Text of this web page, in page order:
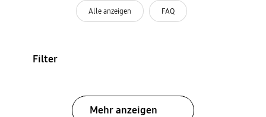
Alle anzeigen FAQ
Filter
Mehr anzeigen